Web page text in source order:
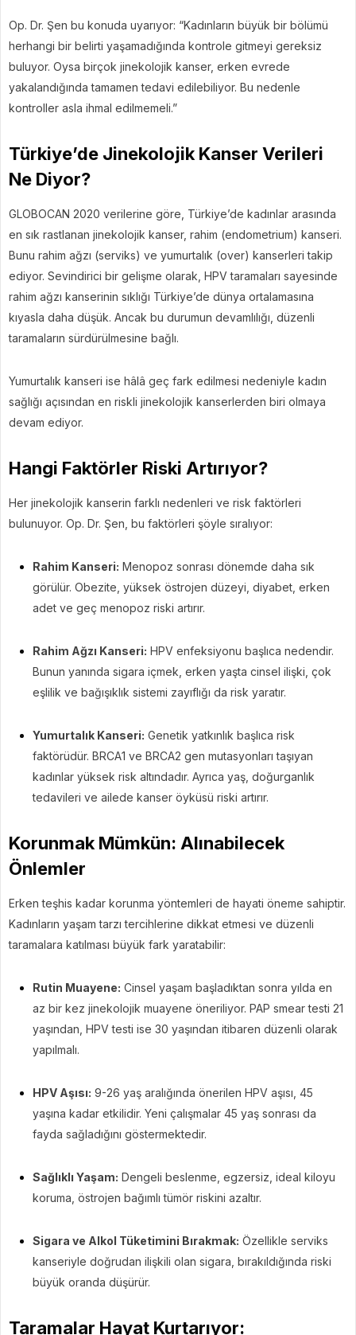
Op. Dr. Şen bu konuda uyarıyor: “Kadınların büyük bir bölümü
herhangi bir belirti yaşamadığında kontrole gitmeyi gereksiz
buluyor. Oysa birçok jinekolojik kanser, erken evrede
yakalandığında tamamen tedavi edilebiliyor. Bu nedenle
kontroller asla ihmal edilmemeli.”
Türkiye’de Jinekolojik Kanser Verileri
Ne Diyor?
GLOBOCAN 2020 verilerine göre, Türkiye’de kadınlar arasında
en sık rastlanan jinekolojik kanser, rahim (endometrium) kanseri.
Bunu rahim ağzı (serviks) ve yumurtalık (over) kanserleri takip
ediyor. Sevindirici bir gelişme olarak, HPV taramaları sayesinde
rahim ağzı kanserinin sıklığı Türkiye’de dünya ortalamasına
kıyasla daha düşük. Ancak bu durumun devamlılığı, düzenli
taramaların sürdürülmesine bağlı.
Yumurtalık kanseri ise hâlâ geç fark edilmesi nedeniyle kadın
sağlığı açısından en riskli jinekolojik kanserlerden biri olmaya
devam ediyor.
Hangi Faktörler Riski Artırıyor?
Her jinekolojik kanserin farklı nedenleri ve risk faktörleri
bulunuyor. Op. Dr. Şen, bu faktörleri şöyle sıralıyor:
Rahim Kanseri: Menopoz sonrası dönemde daha sık
görülür. Obezite, yüksek östrojen düzeyi, diyabet, erken
adet ve geç menopoz riski artırır.
Rahim Ağzı Kanseri: HPV enfeksiyonu başlıca nedendir.
Bunun yanında sigara içmek, erken yaşta cinsel ilişki, çok
eşlilik ve bağışıklık sistemi zayıflığı da risk yaratır.
Yumurtalık Kanseri: Genetik yatkınlık başlıca risk
faktörüdür. BRCA1 ve BRCA2 gen mutasyonları taşıyan
kadınlar yüksek risk altındadır. Ayrıca yaş, doğurganlık
tedavileri ve ailede kanser öyküsü riski artırır.
Korunmak Mümkün: Alınabilecek
Önlemler
Erken teşhis kadar korunma yöntemleri de hayati öneme sahiptir.
Kadınların yaşam tarzı tercihlerine dikkat etmesi ve düzenli
taramalara katılması büyük fark yaratabilir:
Rutin Muayene: Cinsel yaşam başladıktan sonra yılda en
az bir kez jinekolojik muayene öneriliyor. PAP smear testi 21
yaşından, HPV testi ise 30 yaşından itibaren düzenli olarak
yapılmalı.
HPV Aşısı: 9-26 yaş aralığında önerilen HPV aşısı, 45
yaşına kadar etkilidir. Yeni çalışmalar 45 yaş sonrası da
fayda sağladığını göstermektedir.
Sağlıklı Yaşam: Dengeli beslenme, egzersiz, ideal kiloyu
koruma, östrojen bağımlı tümör riskini azaltır.
Sigara ve Alkol Tüketimini Bırakmak: Özellikle serviks
kanseriyle doğrudan ilişkili olan sigara, bırakıldığında riski
büyük oranda düşürür.
Taramalar Hayat Kurtarıyor: